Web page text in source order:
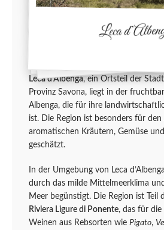
Leca d’Albenga, ein Ortsteil der
Provinz Savona, liegt in der
Albenga, die für ihre
ist. Die Region ist besonders für
aromatischen Kräutern, Gemüse
geschätzt.
In der Umgebung von Leca
durch das milde Mittelmeerklima
Meer begünstigt. Die Region ist Teil
Riviera Ligure di Ponente, das für
Weinen aus Rebsorten wie Pigato,
Leca